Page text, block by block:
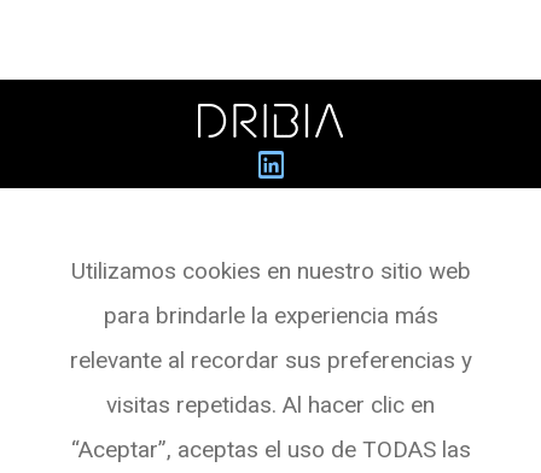
Pg. de Gràcia, 55,
Planta 3 Oficina 4
08007 BARCELONA
Utilizamos cookies en nuestro sitio web
para brindarle la experiencia más
relevante al recordar sus preferencias y
visitas repetidas. Al hacer clic en
“Aceptar”, aceptas el uso de TODAS las